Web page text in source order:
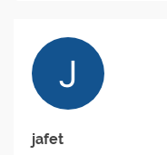
jafet